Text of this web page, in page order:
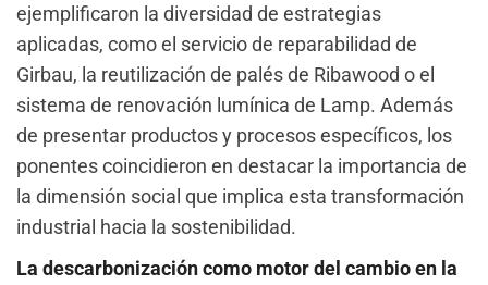
ejemplificaron la diversidad de estrategias
aplicadas, como el servicio de reparabilidad de
Girbau, la reutilización de palés de Ribawood o el
sistema de renovación lumínica de Lamp. Además
de presentar productos y procesos específicos, los
ponentes coincidieron en destacar la importancia de
la dimensión social que implica esta transformación
industrial hacia la sostenibilidad.
La descarbonización como motor del cambio en la